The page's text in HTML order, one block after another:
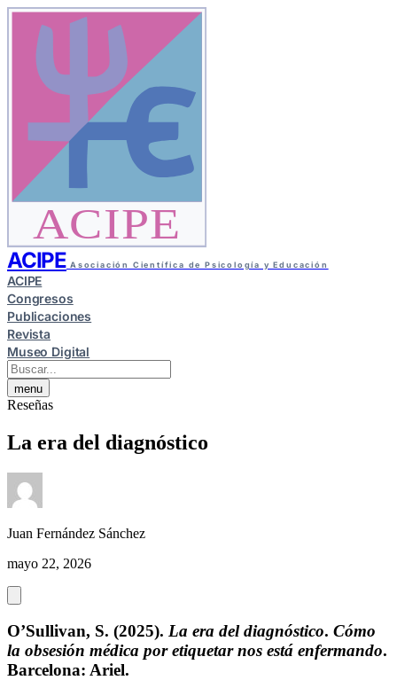
ACIPE
ACIPE Asociación Científica de Psicología y Educación
ACIPE
Congresos
Publicaciones
Revista
Museo Digital
menu
Reseñas
La era del diagnóstico
Juan Fernández Sánchez
mayo 22, 2026
O’Sullivan, S. (2025). La era del diagnóstico. Cómo
la obsesión médica por etiquetar nos está enfermando.
Barcelona: Ariel.